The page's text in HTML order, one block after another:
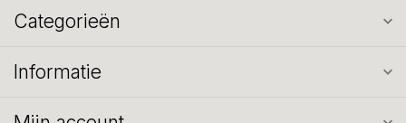
Categorieën
Informatie